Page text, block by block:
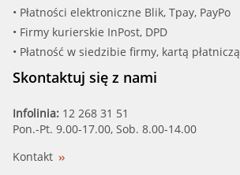
• Płatności elektroniczne Blik, Tpay, PayPo
• Firmy kurierskie InPost, DPD
• Płatność w siedzibie firmy, kartą płatniczą
Skontaktuj się z nami
Infolinia: 12 268 31 51
Pon.-Pt. 9.00-17.00, Sob. 8.00-14.00
Kontakt